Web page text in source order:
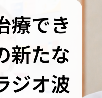
療でき
新たな
ジオ波